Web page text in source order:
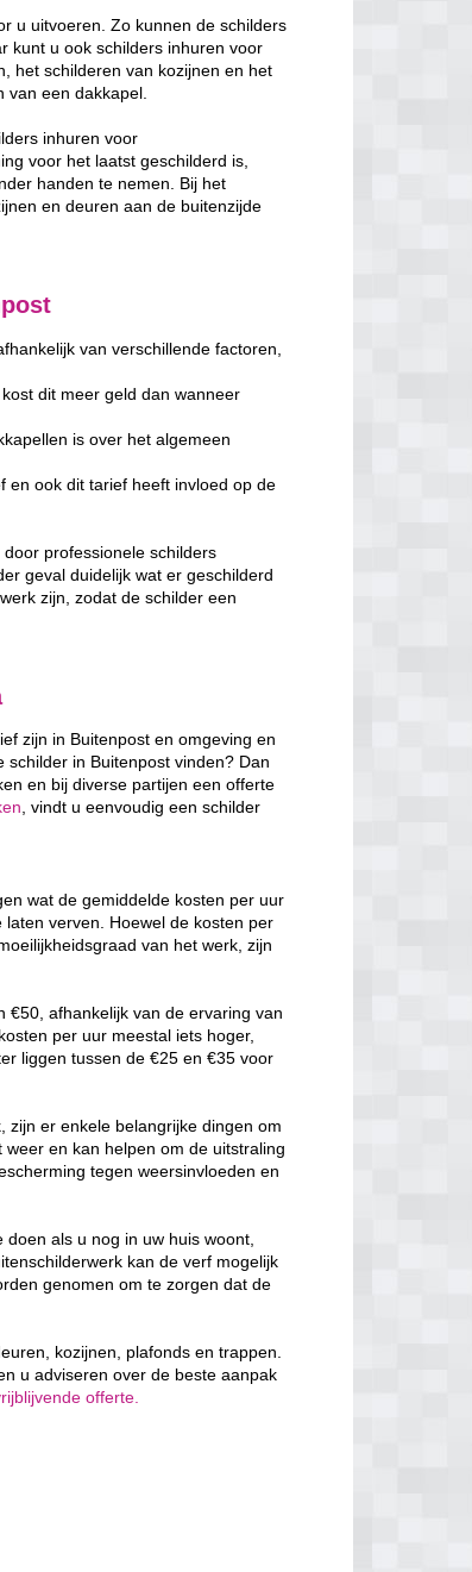
u uitvoeren. Zo kunnen de schilders
kunt u ook schilders inhuren voor
het schilderen van kozijnen en het
van een dakkapel.
inhuren voor
voor het laatst geschilderd is,
handen te nemen. Bij het
en deuren aan de buitenzijde
van verschillende factoren,
dit meer geld dan wanneer
is over het algemeen
en ook dit tarief heeft invloed op de
professionele schilders
geval duidelijk wat er geschilderd
zijn, zodat de schilder een
zijn in Buitenpost en omgeving en
in Buitenpost vinden? Dan
en bij diverse partijen een offerte
, vindt u eenvoudig een schilder
wat de gemiddelde kosten per uur
verven. Hoewel de kosten per
van het werk, zijn
€50, afhankelijk van de ervaring van
per uur meestal iets hoger,
liggen tussen de €25 en €35 voor
zijn er enkele belangrijke dingen om
en kan helpen om de uitstraling
tegen weersinvloeden en
als u nog in uw huis woont,
kan de verf mogelijk
genomen om te zorgen dat de
kozijnen, plafonds en trappen.
u adviseren over de beste aanpak
offerte.